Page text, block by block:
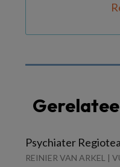
Psychiater
REINIER VAN ARKEL |